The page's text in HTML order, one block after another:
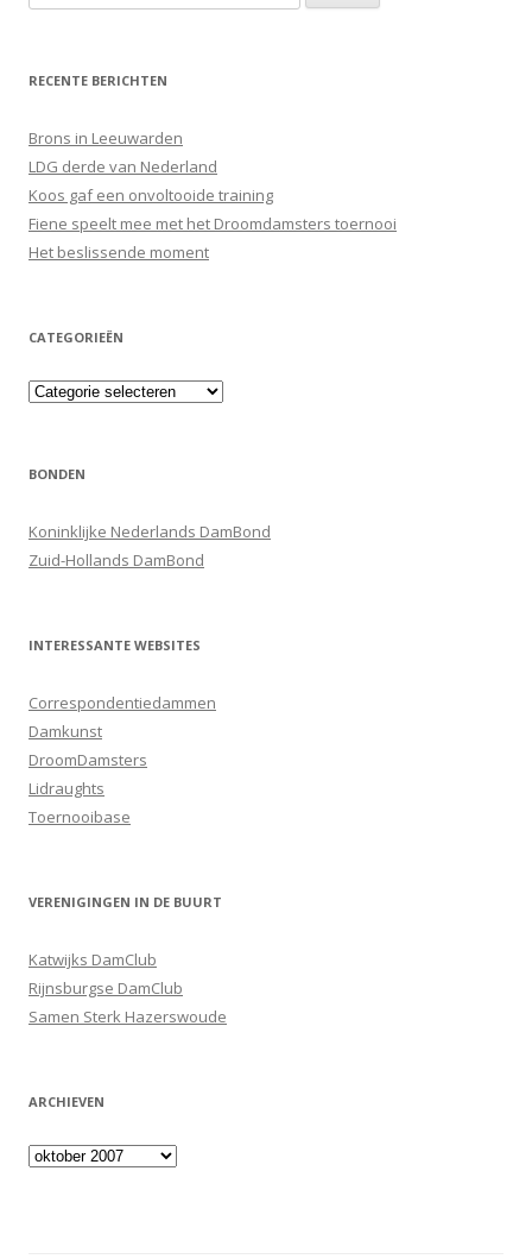
naar:
RECENTE BERICHTEN
Brons in Leeuwarden
LDG derde van Nederland
Koos gaf een onvoltooide training
Fiene speelt mee met het Droomdamsters toernooi
Het beslissende moment
CATEGORIEËN
Categorieën
BONDEN
Koninklijke Nederlands DamBond
Zuid-Hollands DamBond
INTERESSANTE WEBSITES
Correspondentiedammen
Damkunst
DroomDamsters
Lidraughts
Toernooibase
VERENIGINGEN IN DE BUURT
Katwijks DamClub
Rijnsburgse DamClub
Samen Sterk Hazerswoude
ARCHIEVEN
Archieven